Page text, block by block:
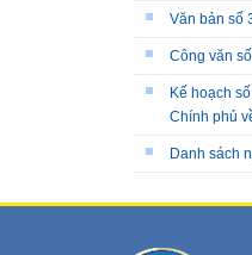
Văn bản số
Công văn
Kế hoạch
Chính phủ
Danh sách